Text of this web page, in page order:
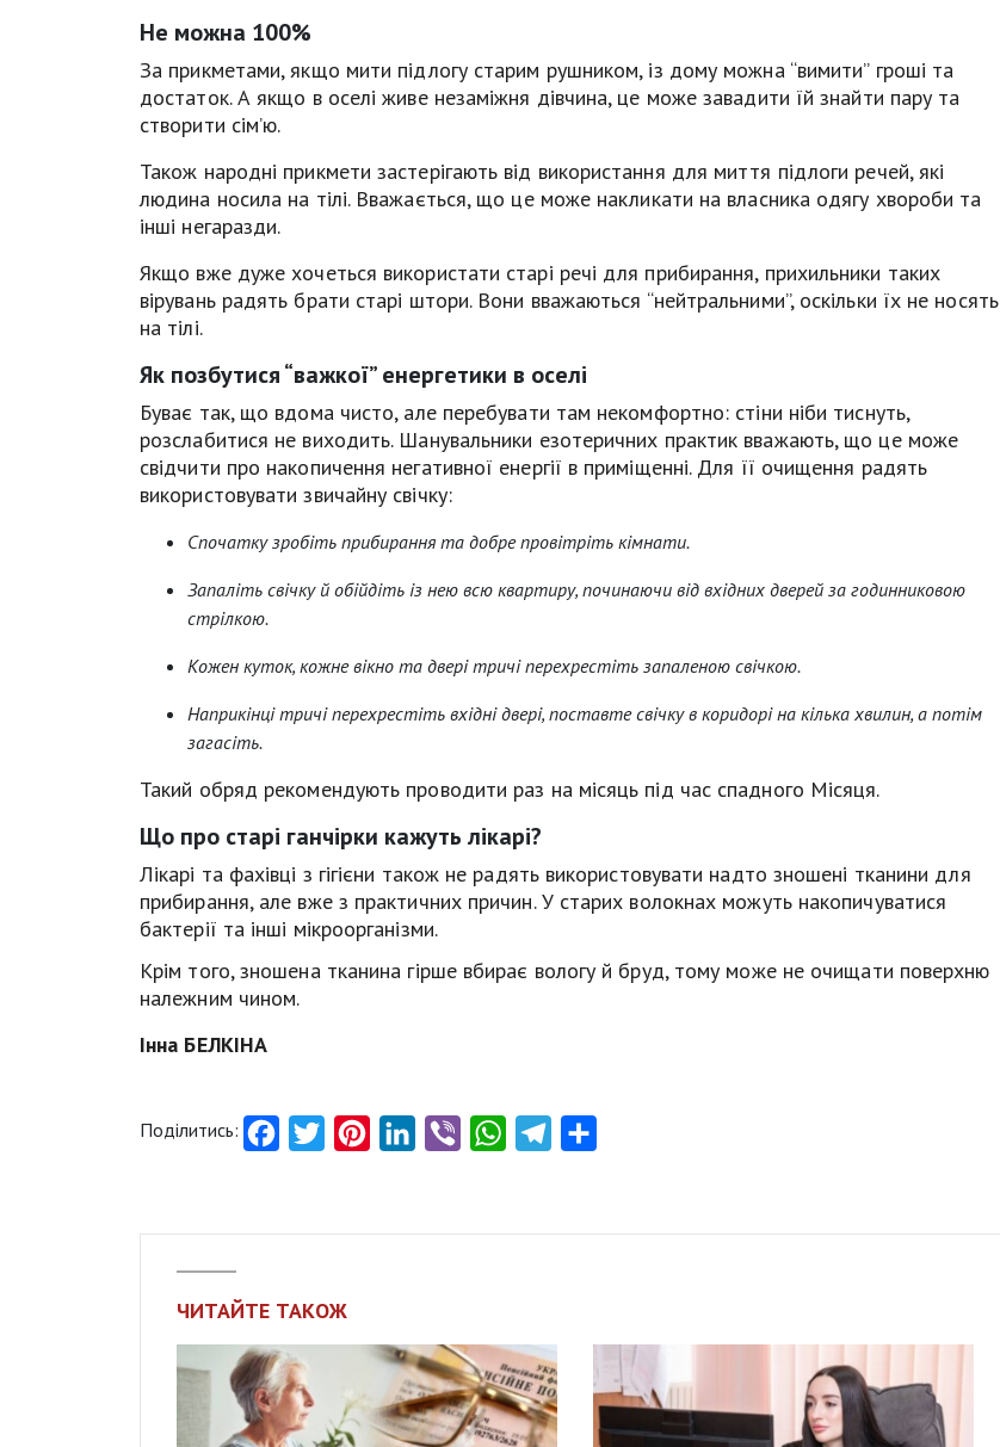
Не можна 100%
За прикметами, якщо мити підлогу старим рушником, із дому можна “вимити” гроші та
достаток. А якщо в оселі живе незаміжня дівчина, це може завадити їй знайти пару та
створити сім’ю.
Також народні прикмети застерігають від використання для миття підлоги речей, які
людина носила на тілі. Вважається, що це може накликати на власника одягу хвороби та
інші негаразди.
Якщо вже дуже хочеться використати старі речі для прибирання, прихильники таких
вірувань радять брати старі штори. Вони вважаються “нейтральними”, оскільки їх не носять
на тілі.
Як позбутися “важкої” енергетики в оселі
Буває так, що вдома чисто, але перебувати там некомфортно: стіни ніби тиснуть,
розслабитися не виходить. Шанувальники езотеричних практик вважають, що це може
свідчити про накопичення негативної енергії в приміщенні. Для її очищення радять
використовувати звичайну свічку:
Спочатку зробіть прибирання та добре провітріть кімнати.
Запаліть свічку й обійдіть із нею всю квартиру, починаючи від вхідних дверей за годинниковою
стрілкою.
Кожен куток, кожне вікно та двері тричі перехрестіть запаленою свічкою.
Наприкінці тричі перехрестіть вхідні двері, поставте свічку в коридорі на кілька хвилин, а потім
загасіть.
Такий обряд рекомендують проводити раз на місяць під час спадного Місяця.
Що про старі ганчірки кажуть лікарі?
Лікарі та фахівці з гігієни також не радять використовувати надто зношені тканини для
прибирання, але вже з практичних причин. У старих волокнах можуть накопичуватися
бактерії та інші мікроорганізми.
Крім того, зношена тканина гірше вбирає вологу й бруд, тому може не очищати поверхню
належним чином.
Інна БЕЛКІНА
Поділитись: FacebookTwitter PinterestLinkedInViber WhatsAppTelegram
ЧИТАЙТЕ ТАКОЖ